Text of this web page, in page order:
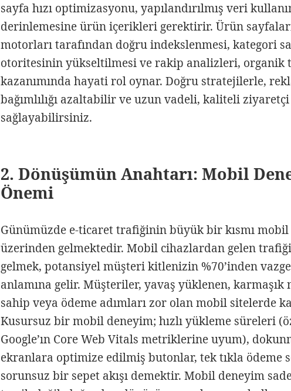
sayfa hızı optimizasyonu, yapılandırılmış veri
derinlemesine ürün içerikleri gerektirir. Ürün
motorları tarafından doğru indekslenmesi, kategori
otoritesinin yükseltilmesi ve rakip analizleri, organik
kazanımında hayati rol oynar. Doğru stratejilerle,
bağımlılığı azaltabilir ve uzun vadeli, kaliteli ziyaretçi
sağlayabilirsiniz.
2. Dönüşümün Anahtarı: Mobil
Önemi
Günümüzde e-ticaret trafiğinin büyük bir kısmı
üzerinden gelmektedir. Mobil cihazlardan gelen
gelmek, potansiyel müşteri kitlenizin %70’inden
anlamına gelir. Müşteriler, yavaş yüklenen, karmaşık
sahip veya ödeme adımları zor olan mobil sitelerde
Kusursuz bir mobil deneyim; hızlı yükleme süreleri
Google’ın Core Web Vitals metriklerine uyum),
ekranlara optimize edilmiş butonlar, tek tıkla ödeme
sorunsuz bir sepet akışı demektir. Mobil deneyim